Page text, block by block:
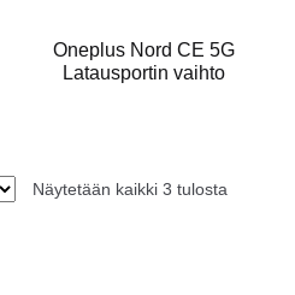
Oneplus Nord CE 5G
Latausportin vaihto
Näytetään kaikki 3 tulosta